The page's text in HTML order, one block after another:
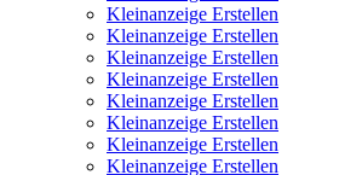
Kleinanzeige Erstellen
Kleinanzeige Erstellen
Kleinanzeige Erstellen
Kleinanzeige Erstellen
Kleinanzeige Erstellen
Kleinanzeige Erstellen
Kleinanzeige Erstellen
Kleinanzeige Erstellen